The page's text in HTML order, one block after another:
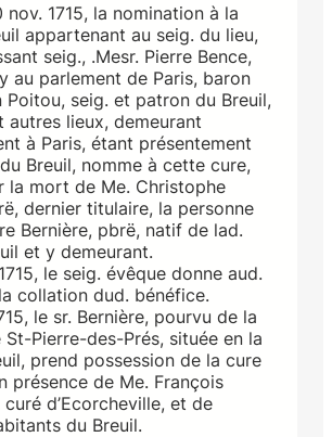
1715, la nomination à la
appartenant au seig. du lieu,
seig., .Mesr. Pierre Bence,
au parlement de Paris, baron
Poitou, seig. et patron du Breuil,
lieux, demeurant
à Paris, étant présentement
Breuil, nomme à cette cure,
la mort de Me. Christophe
dernier titulaire, la personne
Bernière, pbrë, natif de lad.
et y demeurant.
le seig. évêque donne aud.
collation dud. bénéfice.
le sr. Bernière, pourvu de la
Pierre-des-Prés, située en la
prend possession de la cure
présence de Me. François
d’Ecorcheville, et de
du Breuil.